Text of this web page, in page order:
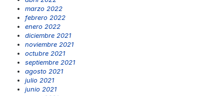
marzo 2022
febrero 2022
enero 2022
diciembre 2021
noviembre 2021
octubre 2021
septiembre 2021
agosto 2021
julio 2021
junio 2021